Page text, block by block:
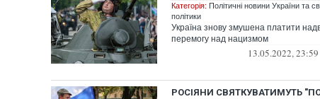
Категорія: Політичні новини України та
політики
Україна знову змушена платити
перемогу над нацизмом
13.05.2022, 23:59
РОСІЯНИ СВЯТКУВАТИМУТЬ